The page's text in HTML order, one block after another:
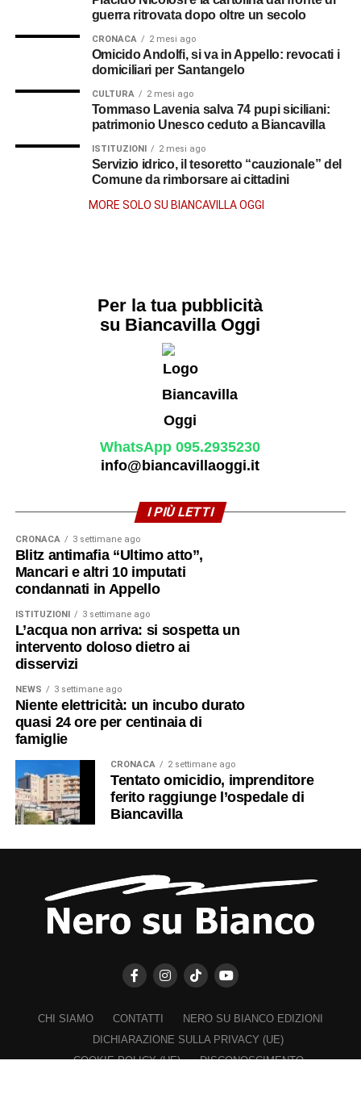
guerra ritrovata dopo oltre un secolo
CRONACA 2 mesi ago
Omicido Andolfi, si va in Appello: revocati i
domiciliari per Santangelo
CULTURA 2 mesi ago
Tommaso Lavenia salva 74 pupi siciliani:
patrimonio Unesco ceduto a Biancavilla
ISTITUZIONI 2 mesi ago
Servizio idrico, il tesoretto “cauzionale” del
Comune da rimborsare ai cittadini
MORE SOLO SU BIANCAVILLA OGGI
Per la tua pubblicità
su Biancavilla Oggi
WhatsApp 095.2935230
info@biancavillaoggi.it
I PIÙ LETTI
CRONACA 3 settimane ago
Blitz antimafia “Ultimo atto”,
Mancari e altri 10 imputati
condannati in Appello
ISTITUZIONI 3 settimane ago
L’acqua non arriva: si sospetta un
intervento doloso dietro ai
disservizi
NEWS 3 settimane ago
Niente elettricità: un incubo durato
quasi 24 ore per centinaia di
famiglie
CRONACA 2 settimane ago
Tentato omicidio, imprenditore
ferito raggiunge l’ospedale di
Biancavilla
CHI SIAMO CONTATTI
NERO SU BIANCO EDIZIONI
DICHIARAZIONE SULLA PRIVACY (UE)
COOKIE POLICY (UE)
DISCONOSCIMENTO